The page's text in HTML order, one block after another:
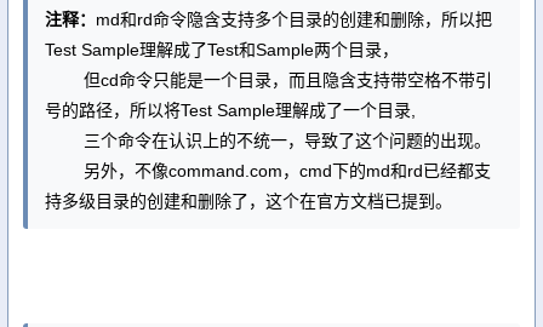
注释： md和rd命令隐含支持多个目录的创建和删除，所以把
Test Sample理解成了Test和Sample两个目录，
但cd命令只能是一个目录，而且隐含支持带空格不带引
号的路径，所以将Test Sample理解成了一个目录,
三个命令在认识上的不统一，导致了这个问题的出现。
另外，不像command.com，cmd下的md和rd已经都支
持多级目录的创建和删除了，这个在官方文档已提到。